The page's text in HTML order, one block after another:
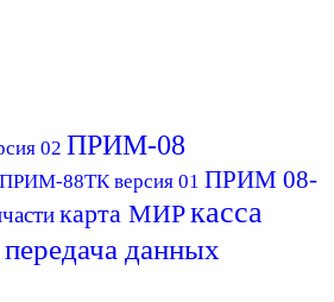
02 ПРИМ-08
ПРИМ-88ТК версия 01 ПРИМ 08-
карта МИРкасса
передача данных